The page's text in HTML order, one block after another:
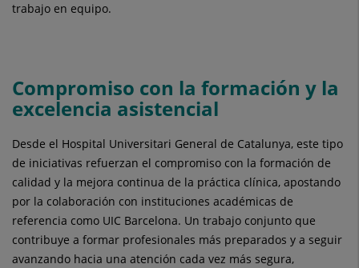
trabajo en equipo.
Compromiso con la formación y la
excelencia asistencial
Desde el Hospital Universitari General de Catalunya, este tipo
de iniciativas refuerzan el compromiso con la formación de
calidad y la mejora continua de la práctica clínica, apostando
por la colaboración con instituciones académicas de
referencia como UIC Barcelona. Un trabajo conjunto que
contribuye a formar profesionales más preparados y a seguir
avanzando hacia una atención cada vez más segura,